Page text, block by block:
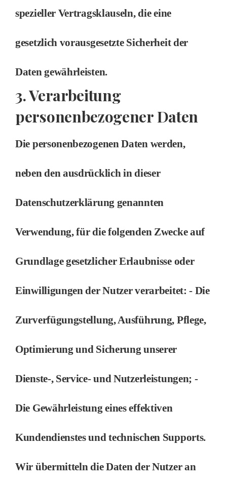
spezieller Vertragsklauseln, die eine
gesetzlich vorausgesetzte Sicherheit der
Daten gewährleisten.
3. Verarbeitung
personenbezogener Daten
Die personenbezogenen Daten werden,
neben den ausdrücklich in dieser
Datenschutzerklärung genannten
Verwendung, für die folgenden Zwecke auf
Grundlage gesetzlicher Erlaubnisse oder
Einwilligungen der Nutzer verarbeitet: - Die
Zurverfügungstellung, Ausführung, Pflege,
Optimierung und Sicherung unserer
Dienste-, Service- und Nutzerleistungen; -
Die Gewährleistung eines effektiven
Kundendienstes und technischen Supports.
Wir übermitteln die Daten der Nutzer an